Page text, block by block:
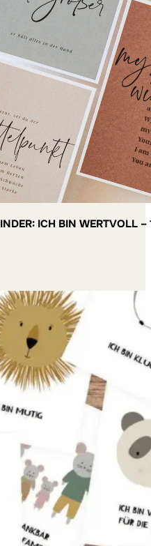
ICH BIN WERTVOLL